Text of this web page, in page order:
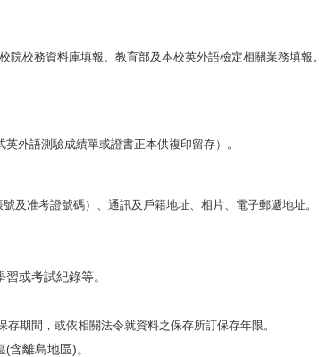
院校務資料庫填報 、教育部及本校英外語檢定相關業務填報。
外語測驗成績單或證書正本供複印留存）。
及准考證號碼）、通訊及戶籍地址、相片、電子郵遞地址。
或考試紀錄等。
存期間，或依相關法令就資料之保存所訂保存年限。
(含離島地區)。